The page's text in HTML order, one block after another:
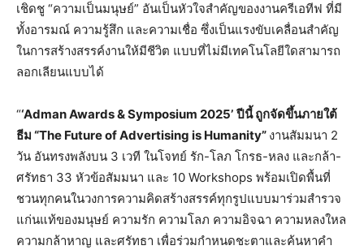
เชิดชู “ความเป็นมนุษย์” อันเป็นหัวใจสำคัญของงานครีเอทีฟ ที่มี
ทั้งอารมณ์ ความรู้สึก และความเชื่อ ซึ่งเป็นแรงขับเคลื่อนสำคัญ
ในการสร้างสรรค์งานให้มีชีวิต แบบที่ไม่มีเทคโนโลยีใดสามารถ
ลอกเลียนแบบได้
“‘Adman Awards & Symposium 2025’ ปีนี้ ถูกจัดขึ้นภายใต้
ธีม “The Future of Advertising is Humanity” งานสัมมนา 2
วัน อันทรงพลังบน 3 เวที ในโจทย์ รัก-โลภ โกรธ-หลง และกล้า-
ศรัทธา 33 หัวข้อสัมมนา และ 10 Workshops พร้อมเปิดพื้นที่
ชวนทุกคนในวงการความคิดสร้างสรรค์ทุกรูปแบบมาร่วมสำรวจ
แก่นแท้ของมนุษย์ ความรัก ความโลภ ความอิจฉา ความหลงใหล
ความกล้าหาญ และศรัทธา เพื่อร่วมกำหนดชะตาและค้นหาคำ